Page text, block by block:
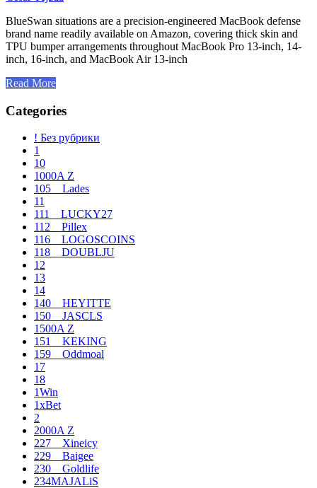
BlueSwan situations are a precision-engineered MacBook defense
brand name readily available on Amazon, covering thick skin and
TPU bumper arrangements throughout MacBook Pro 13-inch, 14-
inch, 16-inch, and MacBook Air 13-inch
Read More
Categories
! Без рубрики
1
10
1000A Z
105__Lades
11
111__LUCKY27
112__Pillex
116__LOGOSCOINS
118__DOUBLJU
12
13
14
140__HEYITTE
150__JASCLS
1500A Z
151__KEKING
159__Oddmoal
17
18
1Win
1xBet
2
2000A Z
227__Xineicy
229__Baigee
230__Goldlife
234MAJALiS